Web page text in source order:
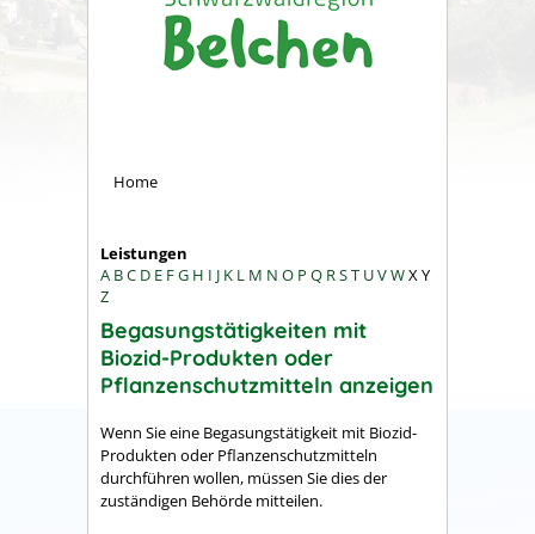
Home
Leistungen
A BC D E FG H I J K L M N O P Q RST UVWXY
Z
Begasungstätigkeiten mit
Biozid-Produkten oder
Pflanzenschutzmitteln anzeigen
Wenn Sie eine Begasungstätigkeit mit Biozid-
Produkten oder Pflanzenschutzmitteln
durchführen wollen, müssen Sie dies der
zuständigen Behörde mitteilen.